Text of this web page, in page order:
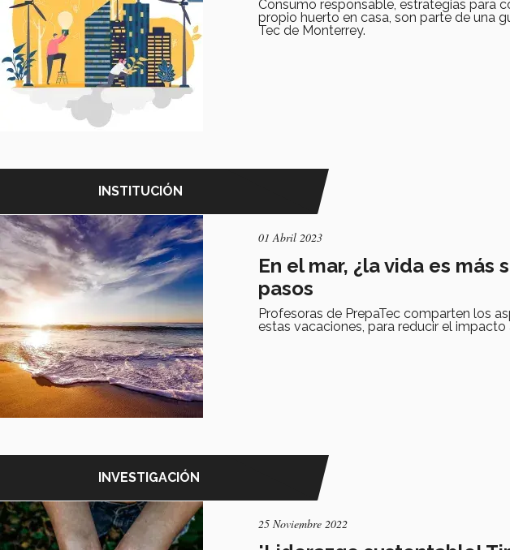
Consumo responsable, estrategias para
propio huerto en casa, son parte de una
Tec de Monterrey.
INSTITUCIÓN
01 Abril 2023
En el mar, ¿la vida es más
pasos
Profesoras de PrepaTec comparten los
estas vacaciones, para reducir el
INVESTIGACIÓN
25 Noviembre 2022